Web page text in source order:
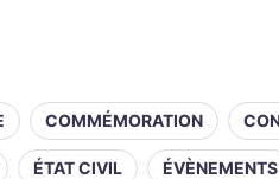
COMMÉMORATION
ÉTAT CIVIL ÉVÈNEMENTS